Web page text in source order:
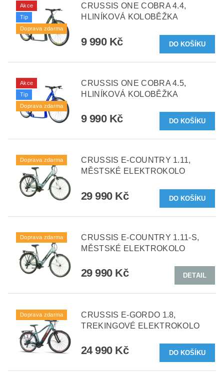
Akce
Tip
Doprava zdarma
CRUSSIS ONE COBRA 4.4,
HLINÍKOVÁ KOLOBĚŽKA
9 990 Kč
Akce
Tip
Doprava zdarma
CRUSSIS ONE COBRA 4.5,
HLINÍKOVÁ KOLOBĚŽKA
9 990 Kč
Doprava zdarma
CRUSSIS E-COUNTRY 1.11,
MĚSTSKÉ ELEKTROKOLO
29 990 Kč
Doprava zdarma
CRUSSIS E-COUNTRY 1.11-S,
MĚSTSKÉ ELEKTROKOLO
29 990 Kč DETAIL
Doprava zdarma
CRUSSIS E-GORDO 1.8,
TREKINGOVÉ ELEKTROKOLO
24 990 Kč